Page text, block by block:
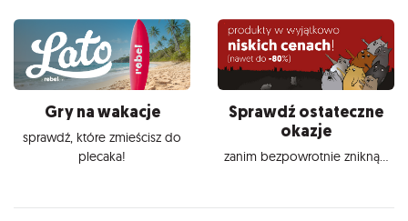
Gry na wakacje
sprawdź, które zmieścisz do
plecaka!
Sprawdź ostateczne
okazje
zanim bezpowrotnie znikną...